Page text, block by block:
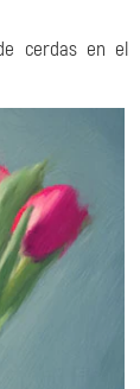
cerdas en el